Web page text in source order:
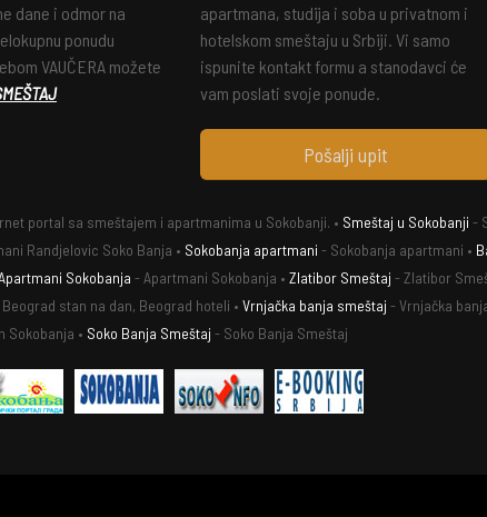
dane i odmor na
ponudu
VAUČERA možete
apartmana, studija i soba u privatnom i
hotelskom smeštaju u Srbiji. Vi samo
ispunite kontakt formu a stanodavci će
vam poslati svoje ponude.
Pošalji upit
portal sa smeštajem i apartmanima u Sokobanji. • Smeštaj u Sokobanji -
Randjelovic Soko Banja • Sokobanja apartmani - Sokobanja apartmani •
Sokobanja - Apartmani Sokobanja • Zlatibor Smeštaj - Zlatibor
stan na dan, Beograd hoteli • Vrnjačka banja smeštaj - Vrnjačka
Sokobanja • Soko Banja Smeštaj - Soko Banja Smeštaj